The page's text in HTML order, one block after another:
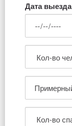
Дата выезда